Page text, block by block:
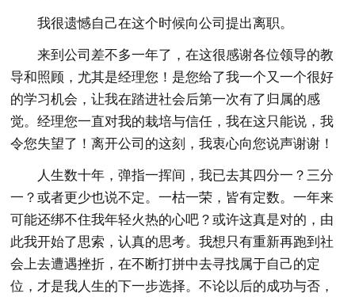
我很遗憾自己在这个时候向公司提出离职。
来到公司差不多一年了，在这很感谢各位领导的教
导和照顾，尤其是经理您！是您给了我一个又一个很好
的学习机会，让我在踏进社会后第一次有了归属的感
觉。经理您一直对我的栽培与信任，我在这只能说，我
令您失望了！离开公司的这刻，我衷心向您说声谢谢！
人生数十年，弹指一挥间，我已去其四分一？三分
一？或者更少也说不定。一枯一荣，皆有定数。一年来
可能还绑不住我年轻火热的心吧？或许这真是对的，由
此我开始了思索，认真的思考。我想只有重新再跑到社
会上去遭遇挫折，在不断打拼中去寻找属于自己的定
位，才是我人生的下一步选择。不论以后的成功与否，